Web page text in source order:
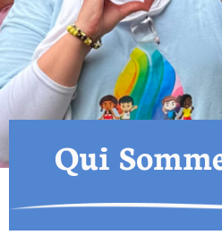
Qui